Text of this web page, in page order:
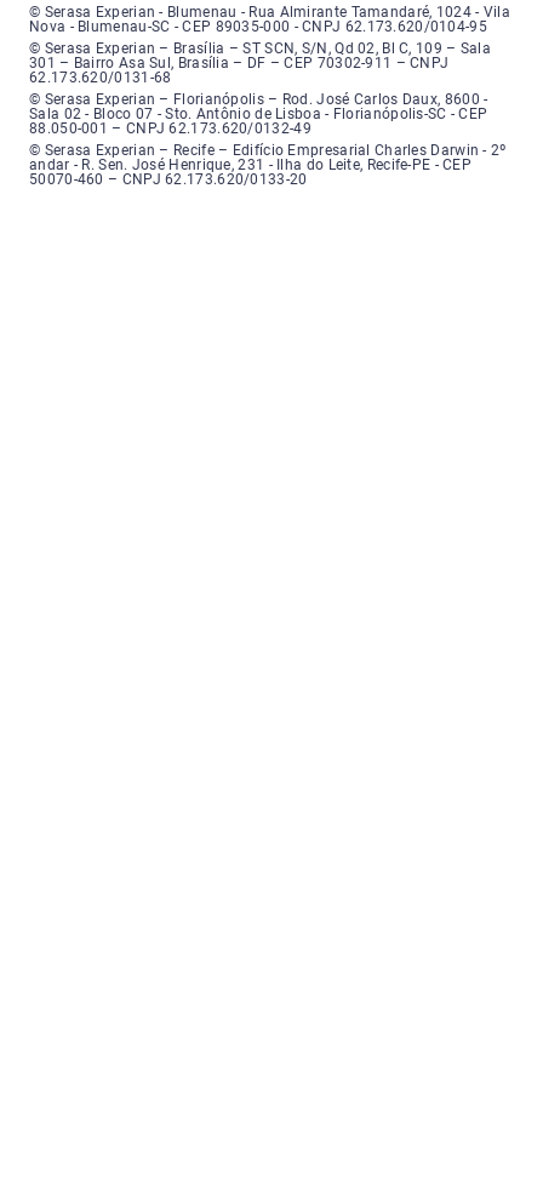
Serasa Experian - Blumenau - Endereço: Rua Almirante Tamandaré,
© Serasa Experian - Blumenau - Rua Almirante Tamandaré, 1024 - Vila
Nova - Blumenau-SC - CEP 89035-000 - CNPJ 62.173.620/0104-95
Serasa Experian - Brasília, Endereço: Setor Comercial Norte, sem
© Serasa Experian – Brasília – ST SCN, S/N, Qd 02, Bl C, 109 – Sala
301 – Bairro Asa Sul, Brasília – DF – CEP 70302-911 – CNPJ
62.173.620/0131-68
Serasa Experian - Florianópolis, Endereço: Rodovia José Carlos, número
© Serasa Experian – Florianópolis – Rod. José Carlos Daux, 8600 -
Sala 02 - Bloco 07 - Sto. Antônio de Lisboa - Florianópolis-SC - CEP
88.050-001 – CNPJ 62.173.620/0132-49
Serasa Experian - Recife, Endereço: Edifício Empresarial Charles Darwin,
© Serasa Experian – Recife – Edifício Empresarial Charles Darwin - 2º
andar - R. Sen. José Henrique, 231 - Ilha do Leite, Recife-PE - CEP
50070-460 – CNPJ 62.173.620/0133-20